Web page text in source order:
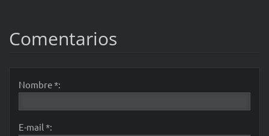
Comentarios
Nombre *:
E-mail *: